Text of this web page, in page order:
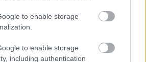
to enable storage
to enable storage
including authentication
igazán gyógyít, a közösség
résztvevő lány
nem lehet elbújni. „Ha